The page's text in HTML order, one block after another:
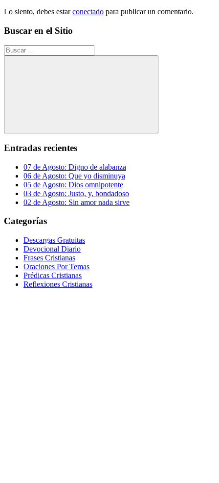
Lo siento, debes estarconectado para publicar un comentario.
Buscar en el Sitio
Buscar:
Buscar
Entradas recientes
07 de Agosto: Digno de alabanza
06 de Agosto: Que yo disminuya
05 de Agosto: Dios omnipotente
03 de Agosto: Justo, y, bondadoso
02 de Agosto: Sin amor nada sirve
Categorías
Descargas Gratuitas
Devocional Diario
Frases Cristianas
Oraciones Por Temas
Prédicas Cristianas
Reflexiones Cristianas